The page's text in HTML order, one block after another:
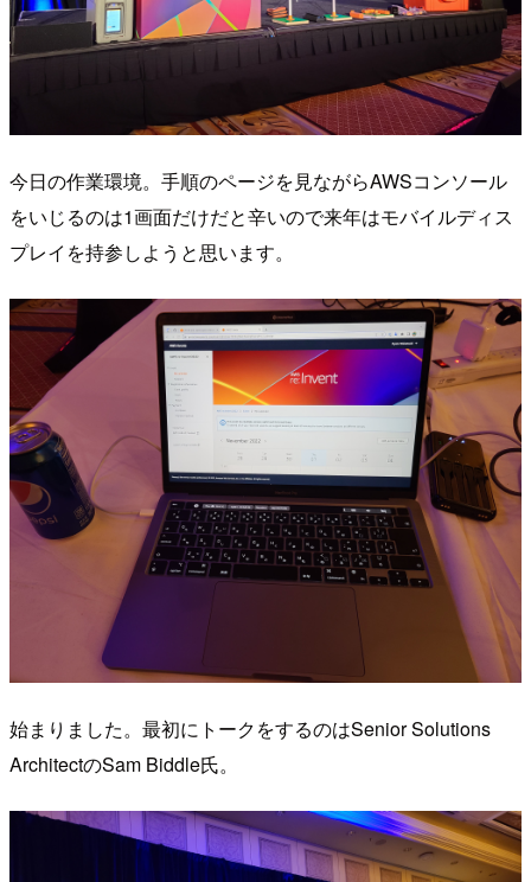
今日の作業環境。手順のページを見ながらAWSコンソール
をいじるのは1画面だけだと辛いので来年はモバイルディス
プレイを持参しようと思います。
始まりました。最初にトークをするのはSenior Solutions
ArchitectのSam Biddle氏。